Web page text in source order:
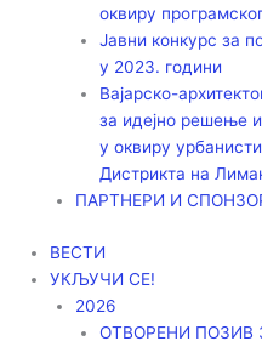
оквиру
Јавни конкурс за
у 2023. години
Вајарско-
за идејно решење
у оквиру
Дистрикта на
ПАРТНЕРИ И
ВЕСТИ
УКЉУЧИ СЕ!
2026
ОТВОРЕНИ ПОЗИВ